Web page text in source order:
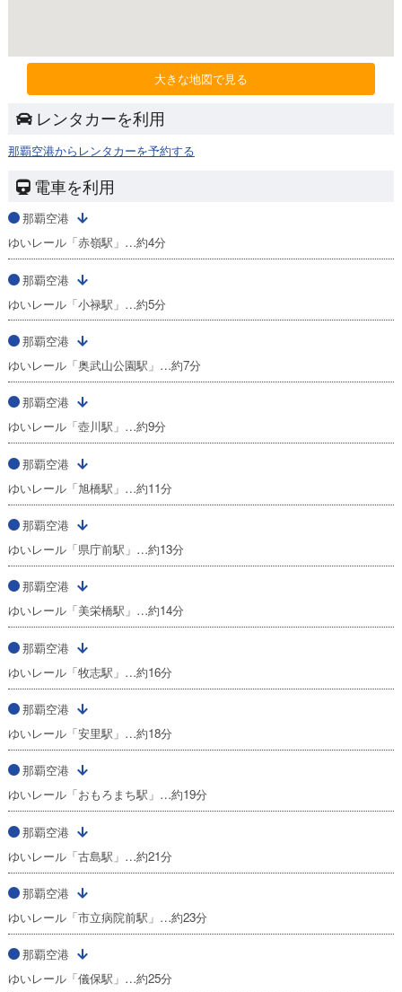
大きな地図で見る
レンタカーを利用
那覇空港からレンタカーを予約する
電車を利用
那覇空港
ゆいレール「赤嶺駅」…約4分
那覇空港
ゆいレール「小禄駅」…約5分
那覇空港
ゆいレール「奥武山公園駅」…約7分
那覇空港
ゆいレール「壺川駅」…約9分
那覇空港
ゆいレール「旭橋駅」…約11分
那覇空港
ゆいレール「県庁前駅」…約13分
那覇空港
ゆいレール「美栄橋駅」…約14分
那覇空港
ゆいレール「牧志駅」…約16分
那覇空港
ゆいレール「安里駅」…約18分
那覇空港
ゆいレール「おもろまち駅」…約19分
那覇空港
ゆいレール「古島駅」…約21分
那覇空港
ゆいレール「市立病院前駅」…約23分
那覇空港
ゆいレール「儀保駅」…約25分